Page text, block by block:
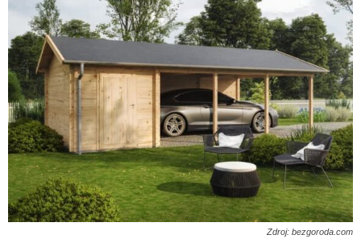
Zdroj: bezgoroda.com